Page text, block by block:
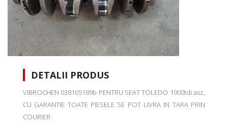
DETALII PRODUS
VIBROCHEN 038105189b PENTRU SEAT TOLEDO 1900tdi asz,
CU GARANTIE TOATE PIESELE SE POT LIVRA IN TARA PRIN
COURIER